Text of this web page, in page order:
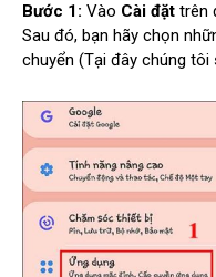
Bước 1: Vào Cài đặt trên
Sau đó, bạn hãy chọn
chuyển (Tại đây chúng tôi